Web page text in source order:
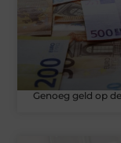
Genoeg geld op